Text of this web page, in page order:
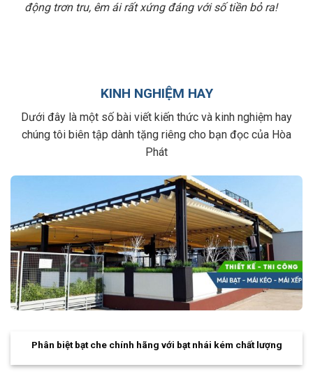
động trơn tru, êm ái rất xứng đáng với số tiền bỏ ra!
KINH NGHIỆM HAY
Dưới đây là một số bài viết kiến thức và kinh nghiệm hay
chúng tôi biên tập dành tặng riêng cho bạn đọc của Hòa
Phát
Phân biệt bạt che chính hãng với bạt nhái kém chất lượng